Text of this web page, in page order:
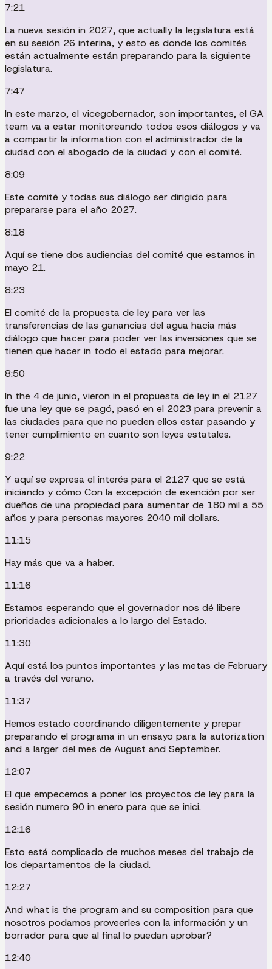
7:21
La nueva sesión in 2027, que actually la legislatura está
en su sesión 26 interina, y esto es donde los comités
están actualmente están preparando para la siguiente
legislatura.
7:47
In este marzo, el vicegobernador, son importantes, el GA
team va a estar monitoreando todos esos diálogos y va
a compartir la information con el administrador de la
ciudad con el abogado de la ciudad y con el comité.
8:09
Este comité y todas sus diálogo ser dirigido para
prepararse para el año 2027.
8:18
Aquí se tiene dos audiencias del comité que estamos in
mayo 21.
8:23
El comité de la propuesta de ley para ver las
transferencias de las ganancias del agua hacia más
diálogo que hacer para poder ver las inversiones que se
tienen que hacer in todo el estado para mejorar.
8:50
In the 4 de junio, vieron in el propuesta de ley in el 2127
fue una ley que se pagó, pasó en el 2023 para prevenir a
las ciudades para que no pueden ellos estar pasando y
tener cumplimiento en cuanto son leyes estatales.
9:22
Y aquí se expresa el interés para el 2127 que se está
iniciando y cómo Con la excepción de exención por ser
dueños de una propiedad para aumentar de 180 mil a 55
años y para personas mayores 2040 mil dollars.
11:15
Hay más que va a haber.
11:16
Estamos esperando que el governador nos dé libere
prioridades adicionales a lo largo del Estado.
11:30
Aquí está los puntos importantes y las metas de February
a través del verano.
11:37
Hemos estado coordinando diligentemente y prepar
preparando el programa in un ensayo para la autorization
and a larger del mes de August and September.
12:07
El que empecemos a poner los proyectos de ley para la
sesión numero 90 in enero para que se inici.
12:16
Esto está complicado de muchos meses del trabajo de
los departamentos de la ciudad.
12:27
And what is the program and su composition para que
nosotros podamos proveerles con la información y un
borrador para que al final lo puedan aprobar?
12:40